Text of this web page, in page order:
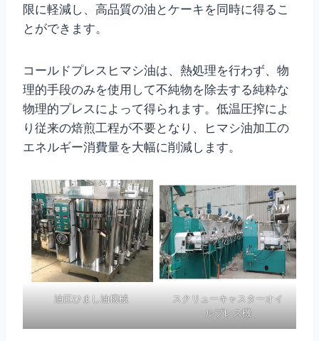
限に軽減し、高品質の油とケーキを同時に得るこ
とができます。
コールドプレスヒマシ油は、熱処理を行わず、物
理的手段のみを使用して不純物を除去する純粋な
物理的プレスによって得られます。低温圧搾によ
り従来の焙煎工程が不要となり、ヒマシ油加工の
エネルギー消費量を大幅に削減します。
油圧ひまし油機械
スクリューキャスターオイ
ルプレス機